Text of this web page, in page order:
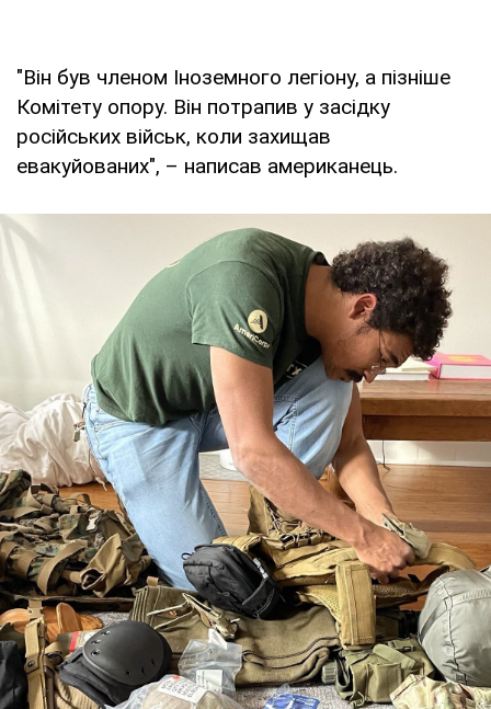
"Він був членом Іноземного легіону, а пізніше
Комітету опору. Він потрапив у засідку
російських військ, коли захищав
евакуйованих", – написав американець.